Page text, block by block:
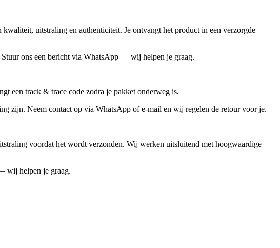
uitstraling en authenticiteit. Je ontvangt het product in een verzorgde
ons een bericht via WhatsApp — wij helpen je graag.
een track & trace code zodra je pakket onderweg is.
zijn. Neem contact op via WhatsApp of e-mail en wij regelen de retour voor je.
voordat het wordt verzonden. Wij werken uitsluitend met hoogwaardige
wij helpen je graag.